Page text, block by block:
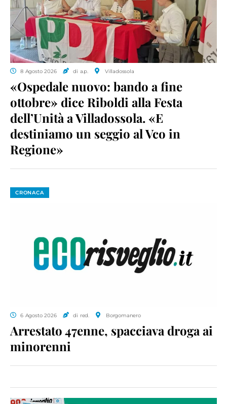
8 Agosto 2026 di a.p. Villadossola
«Ospedale nuovo: bando a fine
ottobre» dice Riboldi alla Festa
dell’Unità a Villadossola. «E
destiniamo un seggio al Vco in
Regione»
CRONACA
6 Agosto 2026 di red. Borgomanero
Arrestato 47enne, spacciava droga ai
minorenni